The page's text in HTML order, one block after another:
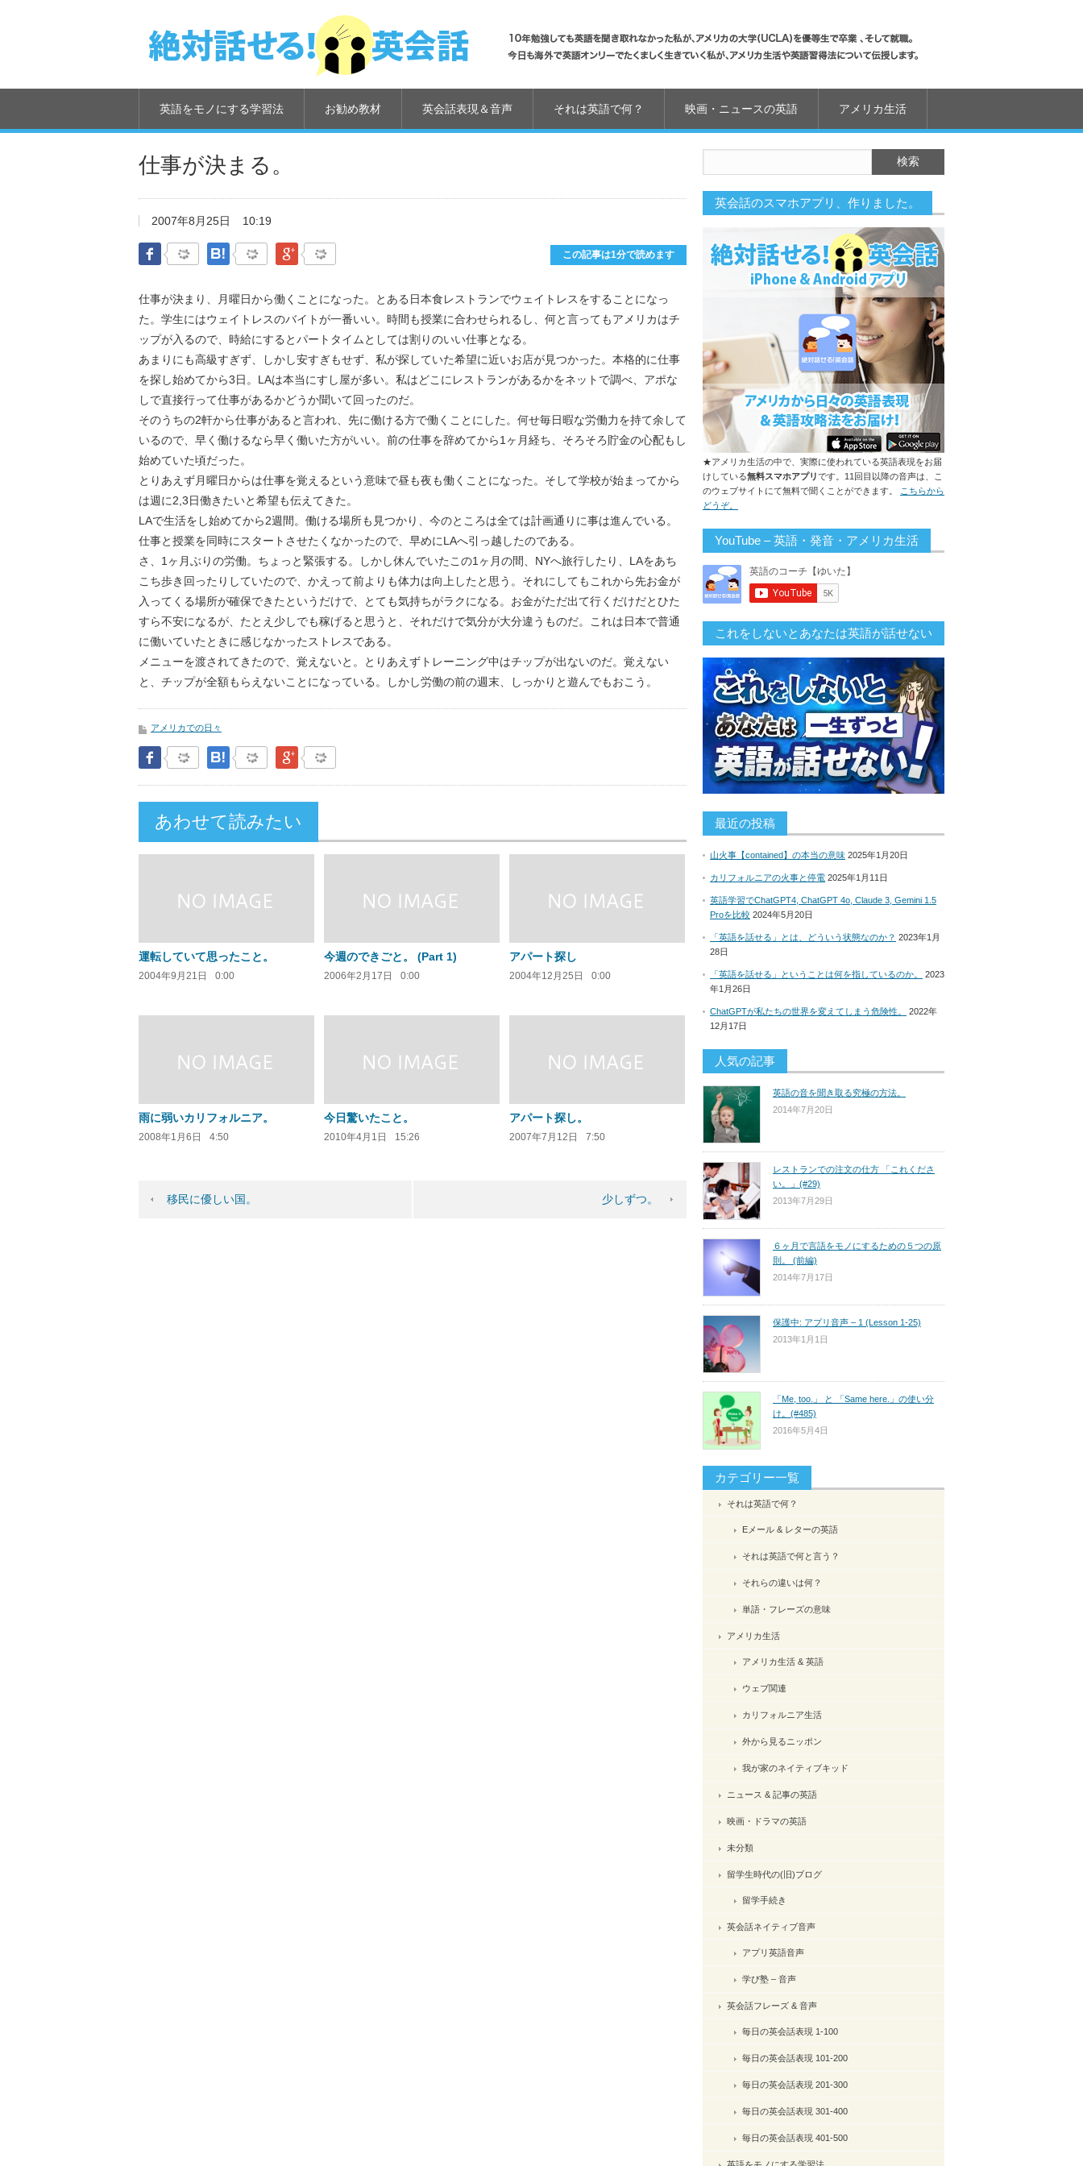
英語をモノにする学習法 お勧め教材 英会話表現＆音声 それは英語で何？ 映画・ニュースの英語 アメリカ生活
仕事が決まる。
2007年8月25日 10:19
Facebook はてなブックマークGoogle Plus この記事は1分で読めます
仕事が決まり、月曜日から働くことになった。とある日本食レストランでウェイトレスをすることになっ
た。学生にはウェイトレスのバイトが一番いい。時間も授業に合わせられるし、何と言ってもアメリカはチ
ップが入るので、時給にするとパートタイムとしては割りのいい仕事となる。
あまりにも高級すぎず、しかし安すぎもせず、私が探していた希望に近いお店が見つかった。本格的に仕事
を探し始めてから3日。LAは本当にすし屋が多い。私はどこにレストランがあるかをネットで調べ、アポな
しで直接行って仕事があるかどうか聞いて回ったのだ。
そのうちの2軒から仕事があると言われ、先に働ける方で働くことにした。何せ毎日暇な労働力を持て余して
いるので、早く働けるなら早く働いた方がいい。前の仕事を辞めてから1ヶ月経ち、そろそろ貯金の心配もし
始めていた頃だった。
とりあえず月曜日からは仕事を覚えるという意味で昼も夜も働くことになった。そして学校が始まってから
は週に2,3日働きたいと希望も伝えてきた。
LAで生活をし始めてから2週間。働ける場所も見つかり、今のところは全ては計画通りに事は進んでいる。
仕事と授業を同時にスタートさせたくなかったので、早めにLAへ引っ越したのである。
さ、1ヶ月ぶりの労働。ちょっと緊張する。しかし休んでいたこの1ヶ月の間、NYへ旅行したり、LAをあち
こち歩き回ったりしていたので、かえって前よりも体力は向上したと思う。それにしてもこれから先お金が
入ってくる場所が確保できたというだけで、とても気持ちがラクになる。お金がただ出て行くだけだとひた
すら不安になるが、たとえ少しでも稼げると思うと、それだけで気分が大分違うものだ。これは日本で普通
に働いていたときに感じなかったストレスである。
メニューを渡されてきたので、覚えないと。とりあえずトレーニング中はチップが出ないのだ。覚えない
と、チップが全額もらえないことになっている。しかし労働の前の週末、しっかりと遊んでもおこう。
アメリカでの日々
Facebook はてなブックマークGoogle Plus
あわせて読みたい
運転していて思ったこと。
2004年9月21日 0:00
今週のできごと。 (Part 1)
2006年2月17日 0:00
アパート探し
2004年12月25日 0:00
雨に弱いカリフォルニア。
2008年1月6日 4:50
今日驚いたこと。
2010年4月1日 15:26
アパート探し。
2007年7月12日 7:50
移民に優しい国。 少しずつ。
英会話のスマホアプリ、作りました。
★アメリカ生活の中で、実際に使われている英語表現をお届
けしている無料スマホアプリです。11回目以降の音声は、こ
のウェブサイトにて無料で聞くことができます。
こちらから
どうぞ。
YouTube – 英語・発音・アメリカ生活
これをしないとあなたは英語が話せない
最近の投稿
山火事【contained】の本当の意味 2025年1月20日
カリフォルニアの火事と停電 2025年1月11日
英語学習でChatGPT4, ChatGPT 4o, Claude 3, Gemini 1.5
Proを比較 2024年5月20日
「英語を話せる」とは、どういう状態なのか？ 2023年1月
28日
「英語を話せる」ということは何を指しているのか。
2023
年1月26日
ChatGPTが私たちの世界を変えてしまう危険性。
2022年
12月17日
人気の記事
英語の音を聞き取る究極の方法。
2014年7月20日
レストランでの注文の仕方 「これくださ
い。」(#29)
2013年7月29日
６ヶ月で言語をモノにするための５つの原
則。 (前編)
2014年7月17日
保護中: アプリ音声 – 1 (Lesson 1-25)
2013年1月1日
「Me, too.」 と 「Same here.」の使い分
け。(#485)
2016年5月4日
カテゴリー一覧
それは英語で何？
Eメール & レターの英語
それは英語で何と言う？
それらの違いは何？
単語・フレーズの意味
アメリカ生活
アメリカ生活 & 英語
ウェブ関連
カリフォルニア生活
外から見るニッポン
我が家のネイティブキッド
ニュース & 記事の英語
映画・ドラマの英語
未分類
留学生時代の(旧)ブログ
留学手続き
英会話ネイティブ音声
アプリ英語音声
学び塾 – 音声
英会話フレーズ & 音声
毎日の英会話表現 1-100
毎日の英会話表現 101-200
毎日の英会話表現 201-300
毎日の英会話表現 301-400
毎日の英会話表現 401-500